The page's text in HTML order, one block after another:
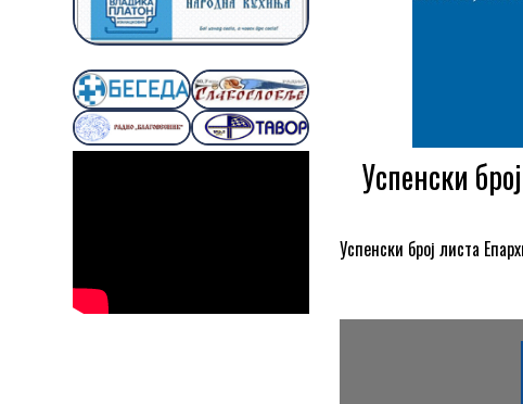
Успенски
Успенски број листа